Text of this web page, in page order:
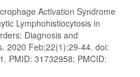
Activation Syndrome
Lymphohistiocytosis in
Diagnosis and
2020 Feb;22(1):29-44. doi:
PMID: 31732958; PMCID: